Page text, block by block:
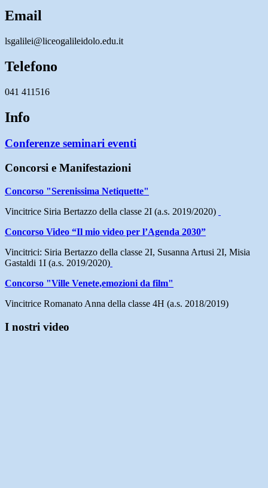
Email
lsgalilei@liceogalileidolo.edu.it
Telefono
041 411516
Info
Conferenze seminari eventi
Concorsi e Manifestazioni
Concorso "Serenissima Netiquette"
Vincitrice Siria Bertazzo della classe 2I (a.s. 2019/2020)
Concorso Video “Il mio video per l’Agenda 2030”
Vincitrici: Siria Bertazzo della classe 2I, Susanna Artusi 2I, Misia
Gastaldi 1I (a.s. 2019/2020)
Concorso "Ville Venete,emozioni da film"
Vincitrice Romanato Anna della classe 4H (a.s. 2018/2019)
I nostri video